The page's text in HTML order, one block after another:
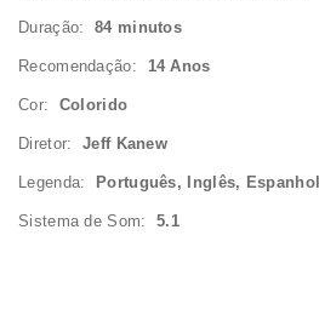
Duração: 84 minutos
Recomendação: 14 Anos
Cor: Colorido
Diretor: Jeff Kanew
Legenda: Português, Inglês, Espanhol
Sistema de Som:5.1